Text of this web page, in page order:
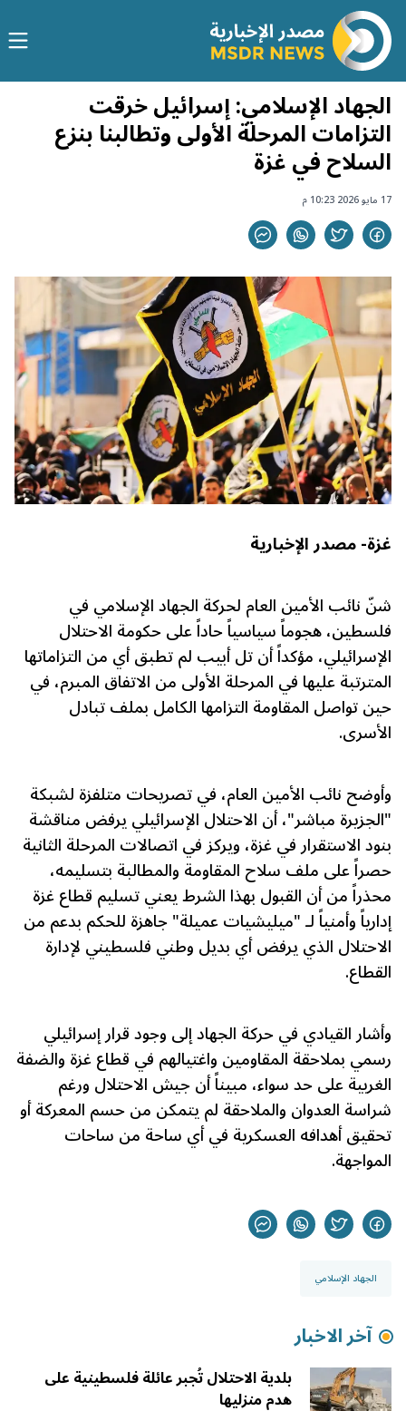
الجهاد الإسلامي: إسرائيل خرقت
التزامات المرحلة الأولى وتطالبنا بنزع
السلاح في غزة
17 مايو 2026 10:23 م
غزة- مصدر الإخبارية
شنّ نائب الأمين العام لحركة الجهاد الإسلامي في
فلسطين، هجوماً سياسياً حاداً على حكومة الاحتلال
الإسرائيلي، مؤكداً أن تل أبيب لم تطبق أي من التزاماتها
المترتبة عليها في المرحلة الأولى من الاتفاق المبرم، في
حين تواصل المقاومة التزامها الكامل بملف تبادل
الأسرى.
وأوضح نائب الأمين العام، في تصريحات متلفزة لشبكة
"الجزيرة مباشر"، أن الاحتلال الإسرائيلي يرفض مناقشة
بنود الاستقرار في غزة، ويركز في اتصالات المرحلة الثانية
حصراً على ملف سلاح المقاومة والمطالبة بتسليمه،
محذراً من أن القبول بهذا الشرط يعني تسليم قطاع غزة
إدارياً وأمنياً لـ "ميليشيات عميلة" جاهزة للحكم بدعم من
الاحتلال الذي يرفض أي بديل وطني فلسطيني لإدارة
القطاع.
وأشار القيادي في حركة الجهاد إلى وجود قرار إسرائيلي
رسمي بملاحقة المقاومين واغتيالهم في قطاع غزة والضفة
الغربية على حد سواء، مبيناً أن جيش الاحتلال ورغم
شراسة العدوان والملاحقة لم يتمكن من حسم المعركة أو
تحقيق أهدافه العسكرية في أي ساحة من ساحات
المواجهة.
الجهاد الإسلامي
آخر الاخبار
بلدية الاحتلال تُجبر عائلة فلسطينية على
هدم منزليها